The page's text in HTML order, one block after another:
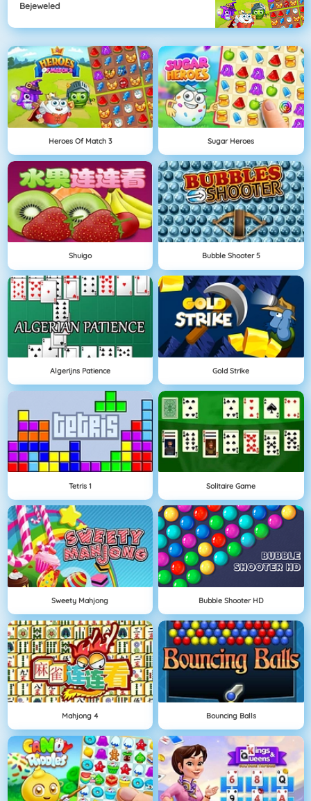
Bejeweled
Heroes Of Match 3 Sugar Heroes
Shuigo Bubble Shooter 5
Algerijns Patience Gold Strike
Tetris 1 Solitaire Game
Sweety Mahjong Bubble Shooter HD
Mahjong 4 Bouncing Balls